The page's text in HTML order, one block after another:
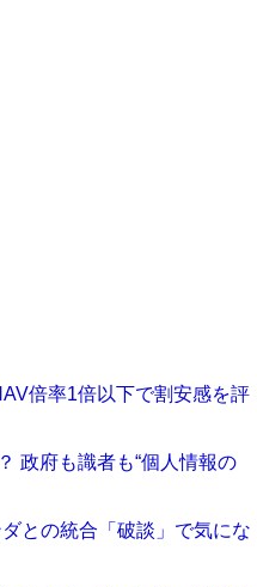
倍率1倍以下で割安感を評
政府も識者も“個人情報の
との統合「破談」で気にな